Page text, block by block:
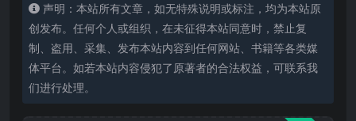
声明：本站所有文章，如无特殊说明或标注，均为本站原
创发布。任何个人或组织，在未征得本站同意时，禁止复
制、盗用、采集、发布本站内容到任何网站、书籍等各类媒
体平台。如若本站内容侵犯了原著者的合法权益，可联系我
们进行处理。